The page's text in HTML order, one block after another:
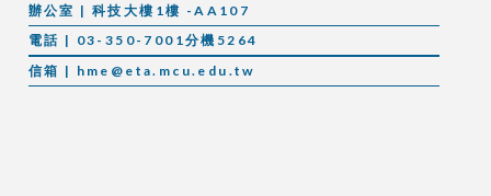
辦公室 | 科技大樓1樓 -AA107
電話 | 03-350-7001分機5264
信箱 | hme@eta.mcu.edu.tw